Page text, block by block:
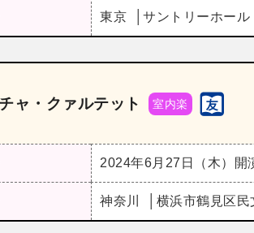
東京 サントリーホール
ャ・クァルテット 室内楽
2024年6月27日（木） 開
神奈川 横浜市鶴見区